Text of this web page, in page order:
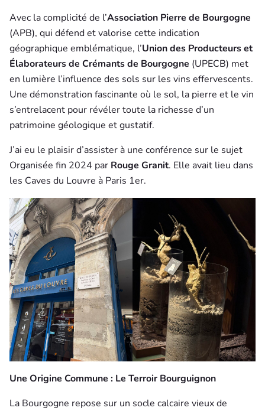
Avec la complicité de l’Association Pierre de Bourgogne
(APB), qui défend et valorise cette indication
géographique emblématique, l’Union des Producteurs et
Élaborateurs de Crémants de Bourgogne (UPECB) met
en lumière l’influence des sols sur les vins effervescents.
Une démonstration fascinante où le sol, la pierre et le vin
s’entrelacent pour révéler toute la richesse d’un
patrimoine géologique et gustatif.
J’ai eu le plaisir d’assister à une conférence sur le sujet
Organisée fin 2024 par Rouge Granit. Elle avait lieu dans
les Caves du Louvre à Paris 1er.
Une Origine Commune : Le Terroir Bourguignon
La Bourgogne repose sur un socle calcaire vieux de